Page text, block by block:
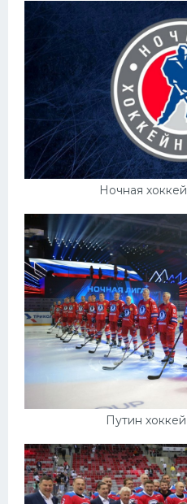
Ночная
Путин